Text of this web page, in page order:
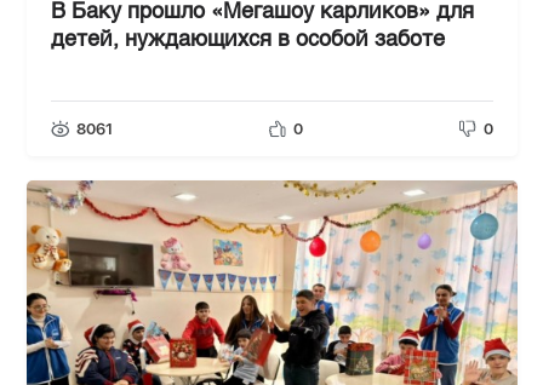
В Баку прошло «Мегашоу карликов» для
детей, нуждающихся в особой заботе
8061 0 0